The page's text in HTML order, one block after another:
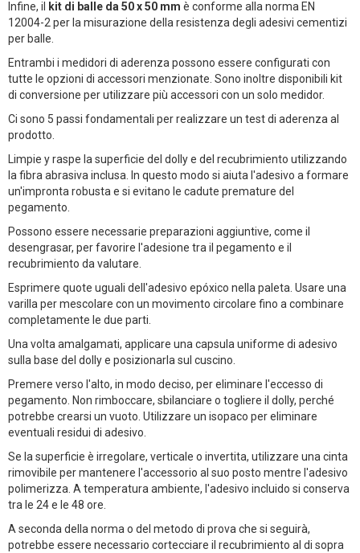
Infine, il kit di balle da 50 x 50 mm è conforme alla norma EN
12004-2 per la misurazione della resistenza degli adesivi cementizi
per balle.
Entrambi i medidori di aderenza possono essere configurati con
tutte le opzioni di accessori menzionate. Sono inoltre disponibili kit
di conversione per utilizzare più accessori con un solo medidor.
Ci sono 5 passi fondamentali per realizzare un test di aderenza al
prodotto.
Limpie y raspe la superficie del dolly e del recubrimiento utilizzando
la fibra abrasiva inclusa. In questo modo si aiuta l'adesivo a formare
un'impronta robusta e si evitano le cadute premature del
pegamento.
Possono essere necessarie preparazioni aggiuntive, come il
desengrasar, per favorire l'adesione tra il pegamento e il
recubrimiento da valutare.
Esprimere quote uguali dell'adesivo epóxico nella paleta. Usare una
varilla per mescolare con un movimento circolare fino a combinare
completamente le due parti.
Una volta amalgamati, applicare una capsula uniforme di adesivo
sulla base del dolly e posizionarla sul cuscino.
Premere verso l'alto, in modo deciso, per eliminare l'eccesso di
pegamento. Non rimboccare, sbilanciare o togliere il dolly, perché
potrebbe crearsi un vuoto. Utilizzare un isopaco per eliminare
eventuali residui di adesivo.
Se la superficie è irregolare, verticale o invertita, utilizzare una cinta
rimovibile per mantenere l'accessorio al suo posto mentre l'adesivo
polimerizza. A temperatura ambiente, l'adesivo incluido si conserva
tra le 24 e le 48 ore.
A seconda della norma o del metodo di prova che si seguirà,
potrebbe essere necessario cortecciare il recubrimiento al di sopra